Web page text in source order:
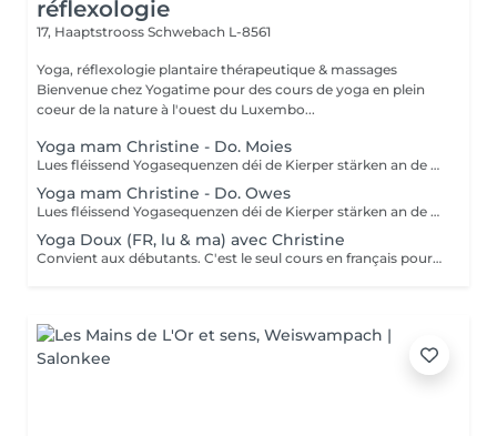
réflexologie
17, Haaptstrooss Schwebach L-8561
Yoga, réflexologie plantaire thérapeutique & massages
Bienvenue chez Yogatime pour des cours de yoga en plein
coeur de la nature à l'ouest du Luxembo...
Yoga mam Christine - Do. Moies
Lues fléissend Yogasequenzen déi de Kierper stärken an de Geescht entspanen. Fir Leit mat Yogaerfahrung an Ufänger.
Yoga mam Christine - Do. Owes
Lues fléissend Yogasequenzen déi de Kierper stärken an de Geescht entspanen. Fir Leit mat Yogaerfahrung an Ufänger.
Yoga Doux (FR, lu & ma) avec Christine
Convient aux débutants. C'est le seul cours en français pour le moment. Ce cours est composé d'exercices de mobilisation et de respiration, de postures de yoga simples et douces pour les articulations, les mouvements sont effectués lentement. Nous utilisons des briques, des coussins ou des chaises pour rendre certaines postures plus accessibles.